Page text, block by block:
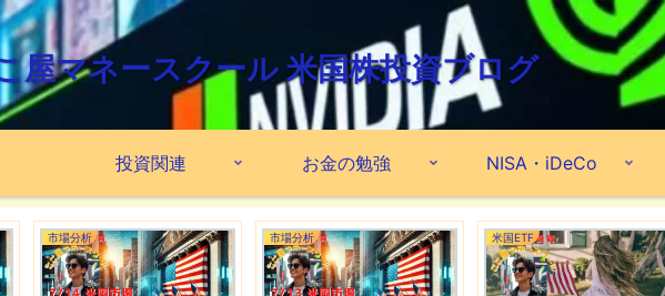
屋マネースクール 米国株投資ブログ
投資関連 お金の勉強 NISA・iDeCo
市場分析 市場分析 米国ETF